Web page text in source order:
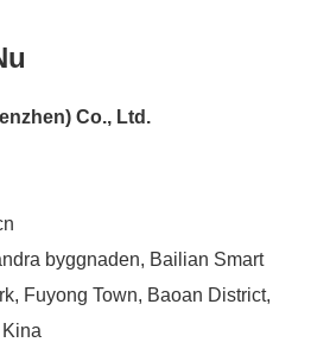
Co., Ltd.
byggnaden, Bailian Smart
Fuyong Town, Baoan District,